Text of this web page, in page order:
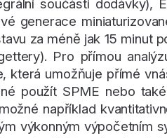
součástí dodávky),
generace
za méně jak 15 minut
Pro přímou
umožňuje přímé
použít SPME nebo
například
výkonným výpočetním